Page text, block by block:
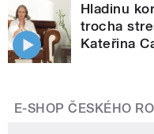
Hladinu
trocha
Kateřina
E-SHOP ČESKÉHO